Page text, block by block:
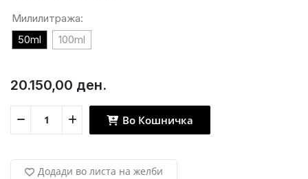
Милилитража:
50ml
100ml
20.150,00 ден.
Во Кошничка
Додади во листа на желби